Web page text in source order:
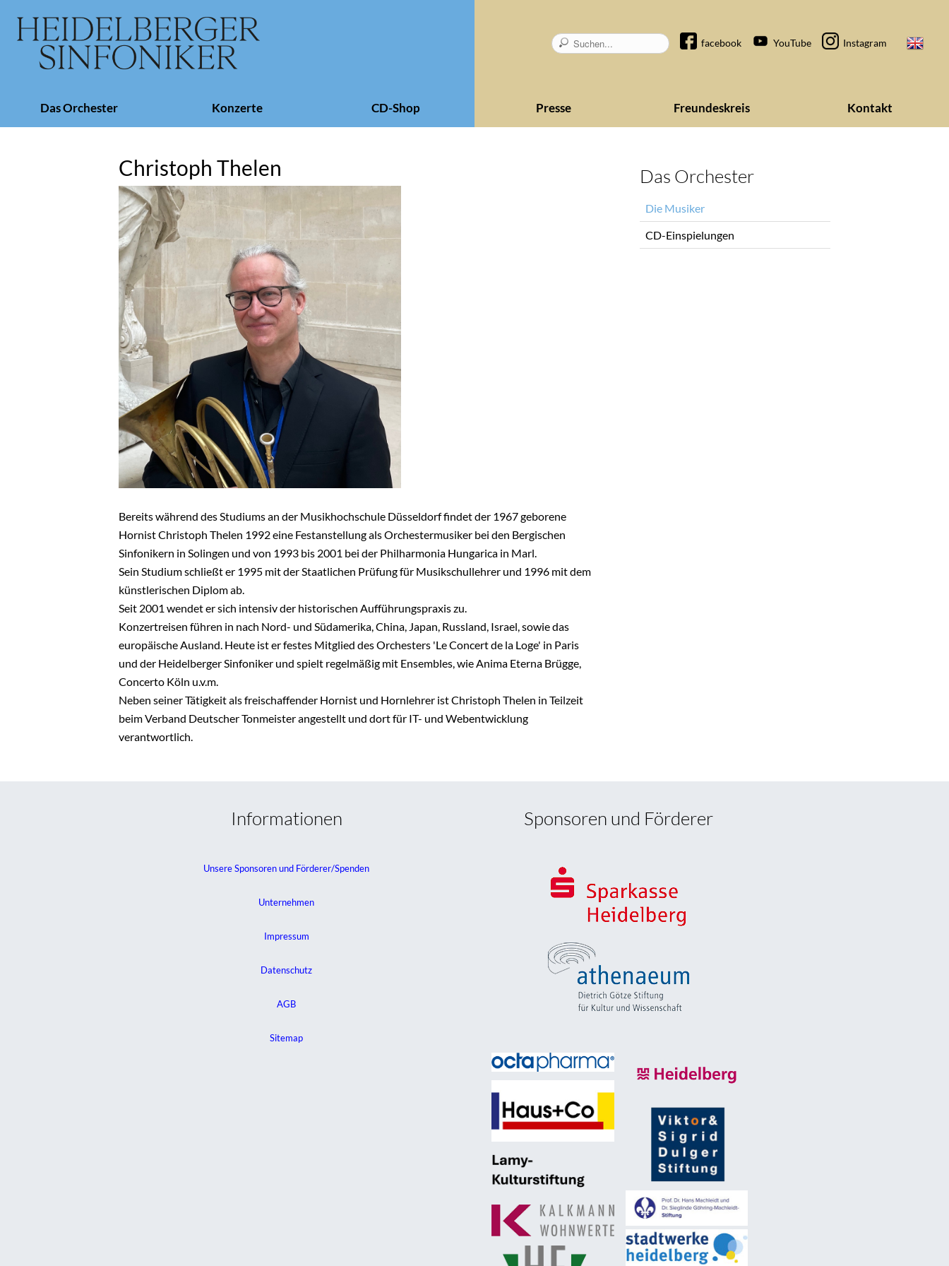
Navigation
facebook YouTube Instagram
überspringenDas Orchester Konzerte CD-Shop Presse Freundeskreis Kontakt
Christoph Thelen
Bereits während des Studiums an der Musikhochschule Düsseldorf findet der 1967 geborene
Hornist Christoph Thelen 1992 eine Festanstellung als Orchestermusiker bei den Bergischen
Sinfonikern in Solingen und von 1993 bis 2001 bei der Philharmonia Hungarica in Marl.
Sein Studium schließt er 1995 mit der Staatlichen Prüfung für Musikschullehrer und 1996 mit dem
künstlerischen Diplom ab.
Seit 2001 wendet er sich intensiv der historischen Aufführungspraxis zu.
Konzertreisen führen in nach Nord- und Südamerika, China, Japan, Russland, Israel, sowie das
europäische Ausland. Heute ist er festes Mitglied des Orchesters 'Le Concert de la Loge' in Paris
und der Heidelberger Sinfoniker und spielt regelmäßig mit Ensembles, wie Anima Eterna Brügge,
Concerto Köln u.v.m.
Neben seiner Tätigkeit als freischaffender Hornist und Hornlehrer ist Christoph Thelen in Teilzeit
beim Verband Deutscher Tonmeister angestellt und dort für IT- und Webentwicklung
verantwortlich.
Das Orchester
überspringen
Die Musiker
CD-Einspielungen
Informationen
Unsere Sponsoren und Förderer/Spenden
Unternehmen
Impressum
Datenschutz
AGB
Sitemap
Sponsoren und Förderer